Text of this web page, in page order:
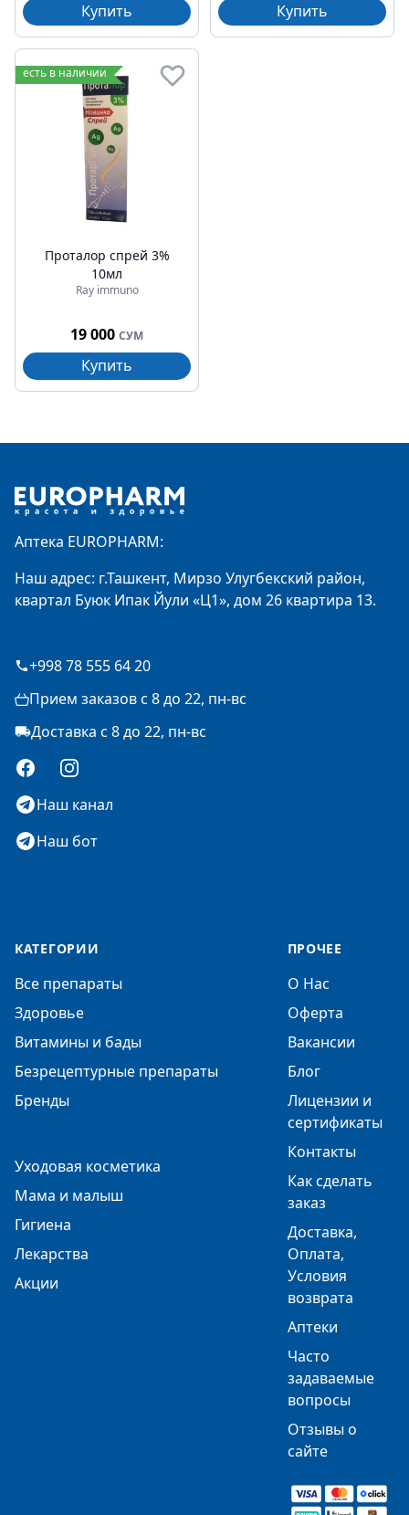
Купить Купить
есть в наличии
Проталор спрей 3%
10мл
Ray immuno
19 000 СУМ
Купить
Аптека EUROPHARM:
Наш адрес: г.Ташкент, Мирзо Улугбекский район,
квартал Буюк Ипак Йули «Ц1», дом 26 квартира 13.
+998 78 555 64 20
Прием заказов с 8 до 22, пн-вс
Доставка с 8 до 22, пн-вс
FacebookInstagram
Наш канал
Наш бот
КАТЕГОРИИ
Все препараты
Здоровье
Витамины и бады
Безрецептурные препараты
Бренды
Уходовая косметика
Мама и малыш
Гигиена
Лекарства
Акции
ПРОЧЕЕ
О Нас
Оферта
Вакансии
Блог
Лицензии и
сертификаты
Контакты
Как сделать
заказ
Доставка,
Оплата,
Условия
возврата
Аптеки
Часто
задаваемые
вопросы
Отзывы о
сайте